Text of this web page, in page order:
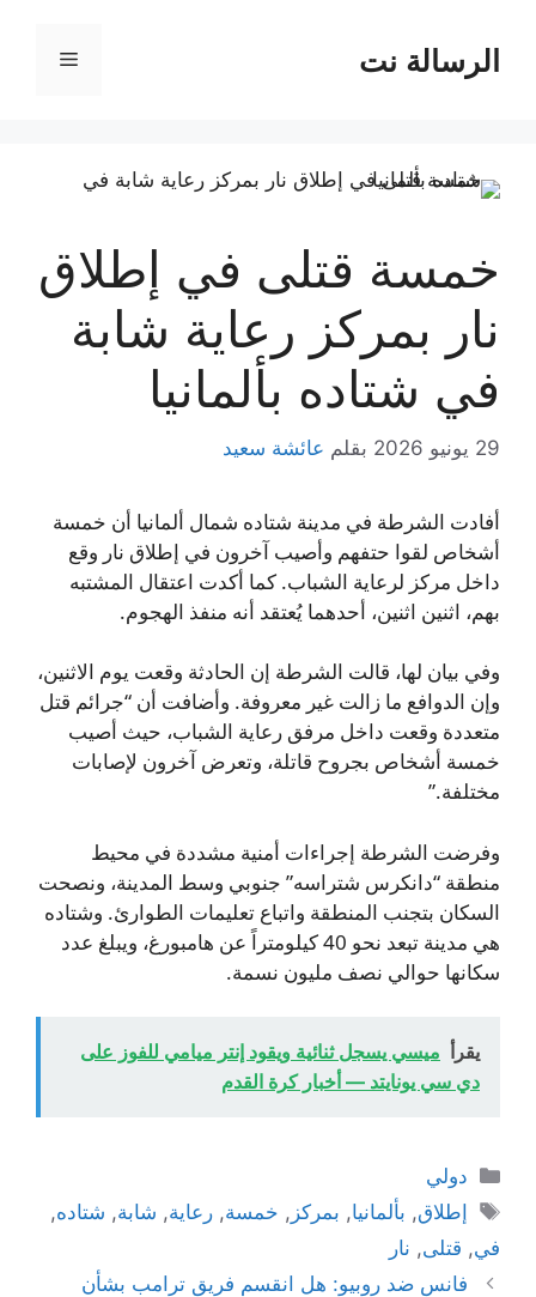
المحتوىالرسالة نت القائمة
خمسة قتلى في إطلاق
نار بمركز رعاية شابة
في شتاده بألمانيا
29 يونيو 2026 بقلم عائشة سعيد
أفادت الشرطة في مدينة شتاده شمال ألمانيا أن خمسة
أشخاص لقوا حتفهم وأصيب آخرون في إطلاق نار وقع
داخل مركز لرعاية الشباب. كما أكدت اعتقال المشتبه
بهم، اثنين اثنين، أحدهما يُعتقد أنه منفذ الهجوم.
وفي بيان لها، قالت الشرطة إن الحادثة وقعت يوم الاثنين،
وإن الدوافع ما زالت غير معروفة. وأضافت أن “جرائم قتل
متعددة وقعت داخل مرفق رعاية الشباب، حيث أصيب
خمسة أشخاص بجروح قاتلة، وتعرض آخرون لإصابات
مختلفة.”
وفرضت الشرطة إجراءات أمنية مشددة في محيط
منطقة “دانكرس شتراسه” جنوبي وسط المدينة، ونصحت
السكان بتجنب المنطقة واتباع تعليمات الطوارئ. وشتاده
هي مدينة تبعد نحو 40 كيلومتراً عن هامبورغ، ويبلغ عدد
سكانها حوالي نصف مليون نسمة.
يقرأ ميسي يسجل ثنائية ويقود إنتر ميامي للفوز على
دي سي يونايتد — أخبار كرة القدم
التصنيفات
دولي
الوسوم
إطلاق, بألمانيا, بمركز , خمسة,رعاية, شابة, شتاده,
في, قتلى, نار
فانس ضد روبيو: هل انقسم فريق ترامب بشأن